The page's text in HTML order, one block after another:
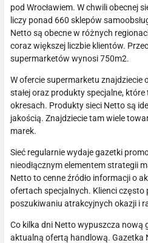
pod Wrocławiem. W chwili obecnej
liczy ponad 660 sklepów
Netto są obecne w różnych
coraz większej liczbie klientów.
supermarketów wynosi 750m2.
W ofercie supermarketu
stałej oraz produkty specjalne,
okresach. Produkty sieci Netto są
jakością. Znajdziecie tam wiele
marek.
Sieć regularnie wydaje gazetki
nieodłącznym elementem strategii
Netto to cenne źródło informacji o
ofertach specjalnych. Klienci
poszukiwaniu atrakcyjnych okazji i
Co kilka dni Netto wypuszcza nową
aktualną ofertą handlową. Gazetka